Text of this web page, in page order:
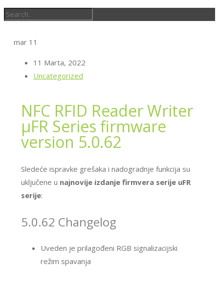
mar 11
11 Marta, 2022
Uncategorized
NFC RFID Reader Writer
μFR Series firmware
version 5.0.62
Sledeće ispravke grešaka i nadogradnje funkcija su
uključene u najnovije izdanje firmvera serije uFR
serije:
5.0.62 Changelog
Uveden je prilagođeni RGB signalizacijski
režim spavanja